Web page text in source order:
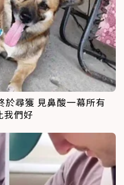
於尋獲 見鼻酸一幕所有
我們好